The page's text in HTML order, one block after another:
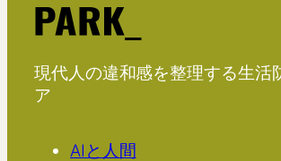
現代人の違和感を整理する生活
ア
AIと人間